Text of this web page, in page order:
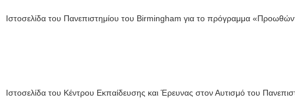
Ιστοσελίδα του Πανεπιστημίου του Birmingham για το πρόγραμμα
Ιστοσελίδα του Κέντρου Εκπαίδευσης και Έρευνας στον Αυτισμό του